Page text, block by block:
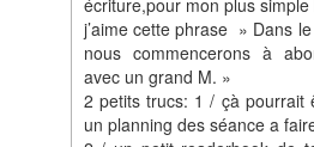
écriture,pour mon plus
j’aime cette phrase » Dans
nous commencerons à
avec un grand M. »
2 petits trucs: 1 / çà pourrait
un planning des séance a